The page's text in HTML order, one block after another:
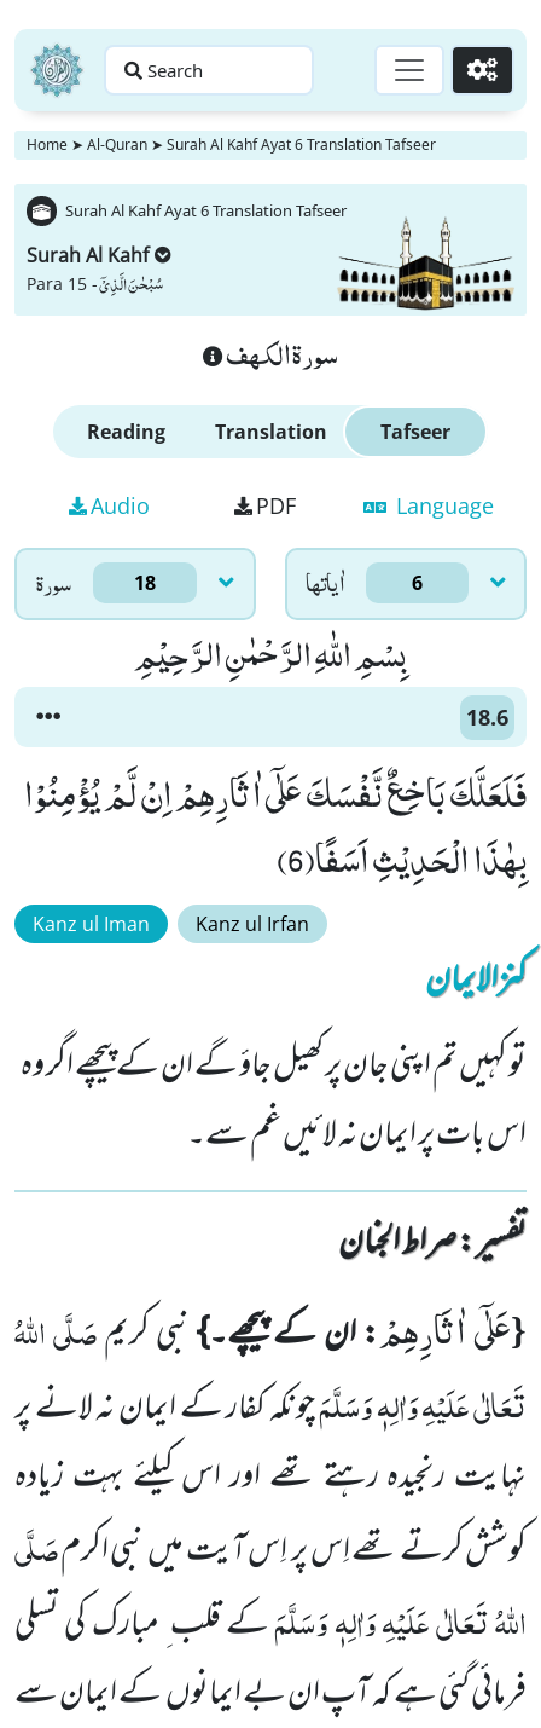
Search Go
Home ➤ Al-Quran ➤ Surah Al Kahf Ayat 6 Translation Tafseer
Surah Al Kahf Ayat 6 Translation Tafseer
Surah Al Kahf
Para 15 -سُبْحٰنَ الَّذِیْۤ
سورة الكهف
Reading Translation Tafseer
Audio PDF Language
سورۃ 18 اٰياتها 6
بِسْمِ اللّٰهِ الرَّحْمٰنِ الرَّحِیْمِ
18.6
فَلَعَلَّكَ بَاخِعٌ نَّفْسَكَ عَلٰۤى اٰثَارِهِمْ اِنْ لَّمْ یُؤْمِنُوْا
بِهٰذَا الْحَدِیْثِ اَسَفًا(6)
Kanz ul Iman Kanz ul Irfan
کنزالایمان
تو کہیں تم اپنی جان پر کھیل جاؤ گے ان کے پیچھے اگر وہ
اس بات پر ایمان نہ لائیں غم سے۔
تفسیر : ‎صراط الجنان
{عَلٰۤى اٰثَارِهِمْ: ان کے پیچھے۔}نبی کریمصَلَّی اللّٰہُ
تَعَالٰی عَلَیْہِ وَاٰلِہٖ وَسَلَّمَچونکہ کفار کے ایمان نہ لانے پر
نہایت رنجیدہ رہتے تھے اور اس کیلئے بہت زیادہ
کوشش کرتے تھے اِس پر اِس آیت میں نبی اکرمصَلَّی
اللّٰہُ تَعَالٰی عَلَیْہِ وَاٰلِہٖ وَسَلَّمَکے قلب ِ مبارک کی تسلی
فرمائی گئی ہے کہ آپ ان بے ایمانوں کے ایمان سے